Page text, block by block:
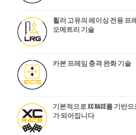
휠러 고유의 레이싱 전용 프
오메트리 기술
카본 프레임 충격 완화 기술
기본적으로 XC RACE를 기반
가 되어집니다